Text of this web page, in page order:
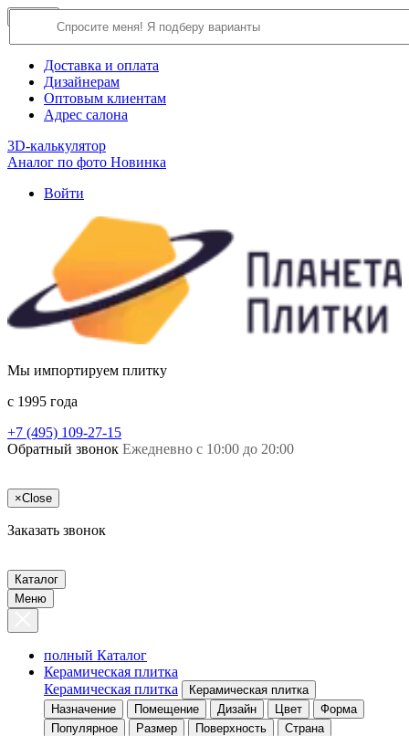
О компании
Доставка и оплата
Дизайнерам
Оптовым клиентам
Адрес салона
3D-калькулятор
Аналог по фото Новинка
Войти
Мы импортируем плитку
c 1995 года
+7 (495) 109-27-15
Обратный звонок Ежедневно с 10:00 до 20:00
×Close
Заказать звонок
Каталог
Меню
полный Каталог
Керамическая плитка
Керамическая плитка
Керамическая плитка
Назначение
Помещение Дизайн Цвет
Форма
Популярное
Размер Поверхность Страна